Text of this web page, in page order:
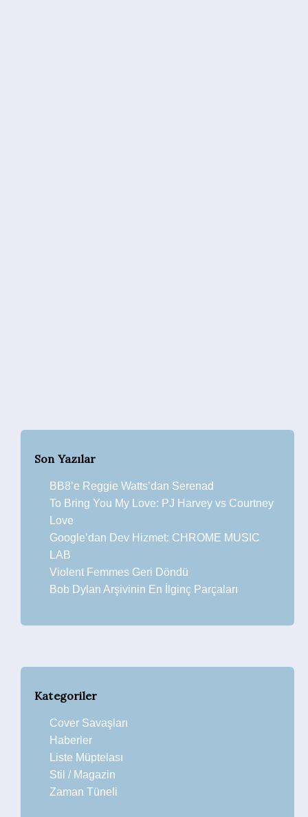
Son Yazılar
BB8’e Reggie Watts’dan Serenad
To Bring You My Love: PJ Harvey vs Courtney
Love
Google’dan Dev Hizmet: CHROME MUSIC
LAB
Violent Femmes Geri Döndü
Bob Dylan Arşivinin En İlginç Parçaları
Kategoriler
Cover Savaşları
Haberler
Liste Müptelası
Stil / Magazin
Zaman Tüneli